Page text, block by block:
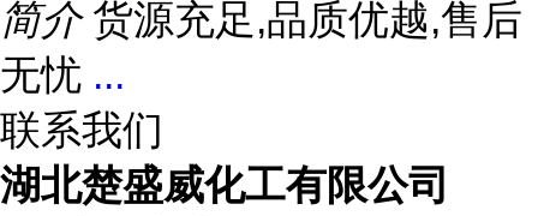
简介 货源充足,品质优越,售后
无忧 ...
联系我们
湖北楚盛威化工有限公司